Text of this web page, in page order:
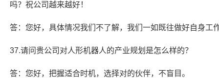
吗？祝公司越来越好！
答：您好，具体情况我们不了解，我们一如既往做好自身工
37.请问贵公司对人形机器人的产业规划是怎么样的？
答：您好，把握适合时机，选择对的伙伴，不盲目。